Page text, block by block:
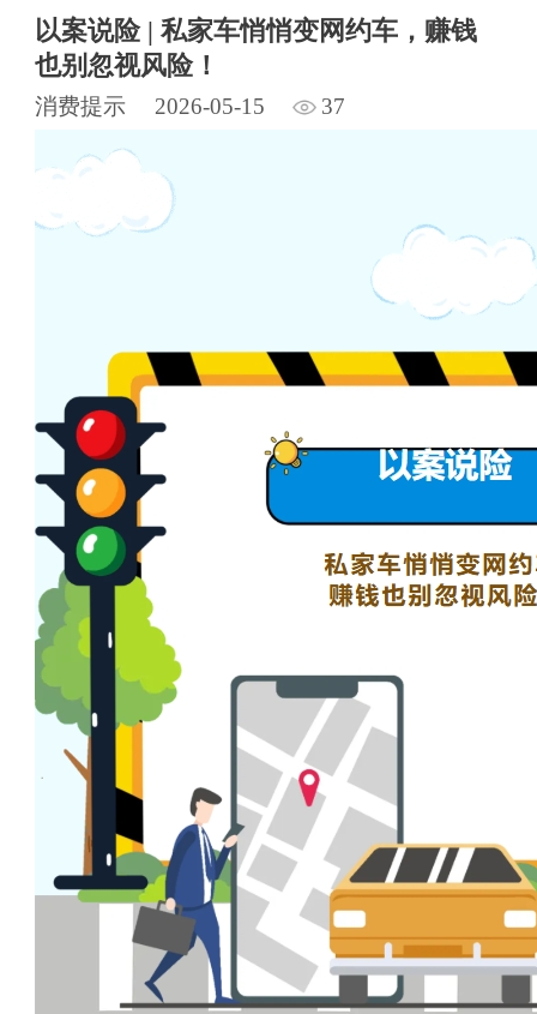
以案说险 | 私家车悄悄变网约车，赚钱
也别忽视风险！
消费提示 2026-05-15 37